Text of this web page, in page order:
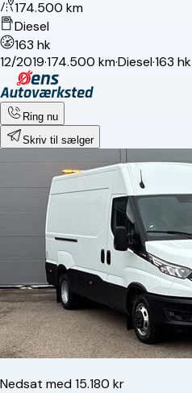
174.500 km
Diesel
163 hk
12/2019·174.500 km·Diesel·163 hk
Ring nu
Skriv til sælger
Nedsat med 15.180 kr